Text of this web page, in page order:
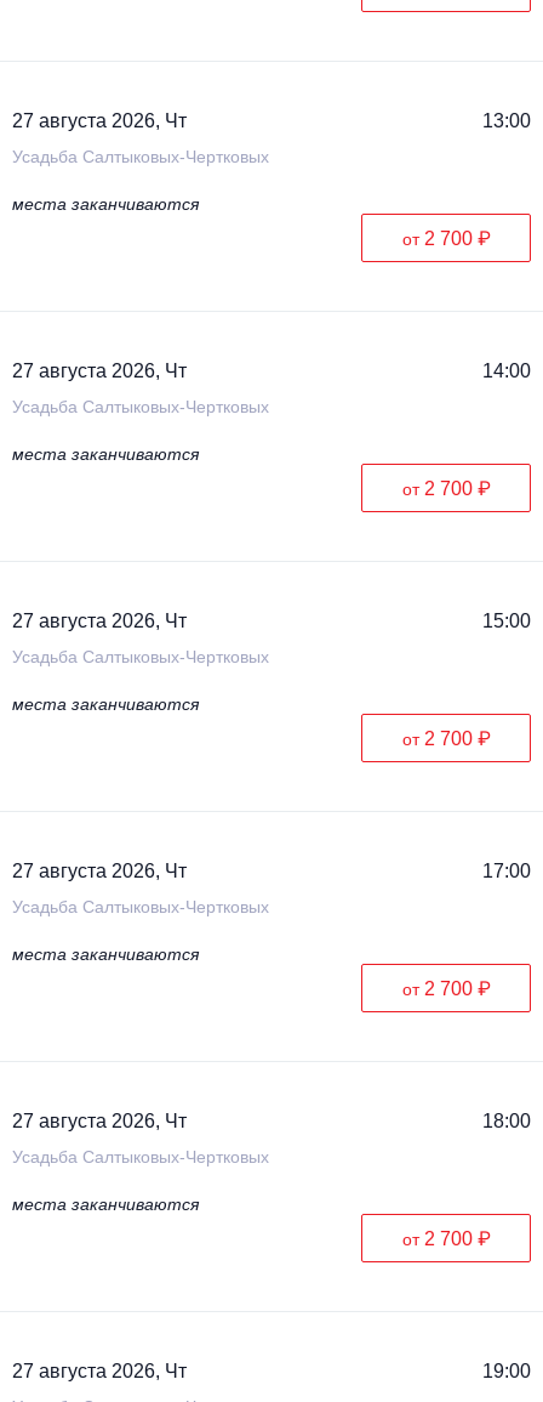
27 августа 2026, Чт 13:00
Усадьба Салтыковых-Чертковых
места заканчиваются
от 2 700 ₽
27 августа 2026, Чт 14:00
Усадьба Салтыковых-Чертковых
места заканчиваются
от 2 700 ₽
27 августа 2026, Чт 15:00
Усадьба Салтыковых-Чертковых
места заканчиваются
от 2 700 ₽
27 августа 2026, Чт 17:00
Усадьба Салтыковых-Чертковых
места заканчиваются
от 2 700 ₽
27 августа 2026, Чт 18:00
Усадьба Салтыковых-Чертковых
места заканчиваются
от 2 700 ₽
27 августа 2026, Чт 19:00